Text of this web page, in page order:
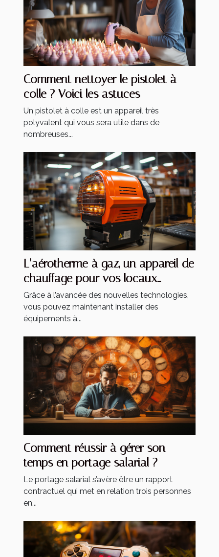
Comment nettoyer le pistolet à
colle ? Voici les astuces
Un pistolet à colle est un appareil très
polyvalent qui vous sera utile dans de
nombreuses...
L’aérotherme à gaz, un appareil de
chauffage pour vos locaux
industriels
Grâce à l’avancée des nouvelles technologies,
vous pouvez maintenant installer des
équipements à...
Comment réussir à gérer son
temps en portage salarial ?
Le portage salarial s’avère être un rapport
contractuel qui met en relation trois personnes
en...